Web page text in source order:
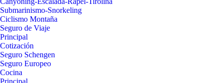
Submarinismo-Snorkeling
Ciclismo Montaña
Seguro de Viaje
Principal
Cotización
Seguro Schengen
Seguro Europeo
Cocina
Principal